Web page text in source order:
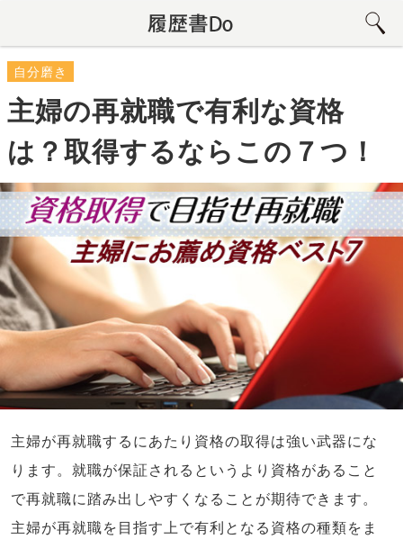
自分磨き
主婦の再就職で有利な資格
は？取得するならこの７つ！
主婦が再就職するにあたり資格の取得は強い武器にな
ります。就職が保証されるというより資格があること
で再就職に踏み出しやすくなることが期待できます。
主婦が再就職を目指す上で有利となる資格の種類をま